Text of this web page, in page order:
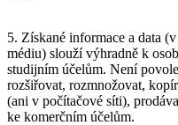
5. Získané informace a data
médiu) slouží výhradně k
studijním účelům. Není
rozšiřovat, rozmnožovat,
(ani v počítačové síti),
ke komerčním účelům.